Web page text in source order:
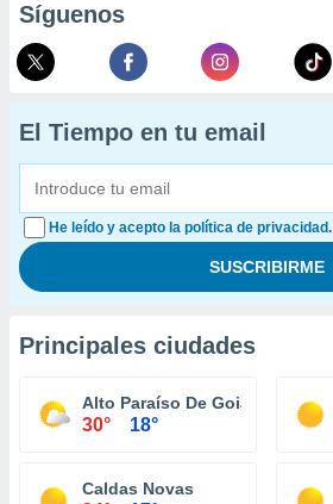
Síguenos
El Tiempo en tu email
He leído y acepto la política de privacidad.
Principales ciudades
Alto Paraíso De Goiás
30° 18°
Caldas Novas